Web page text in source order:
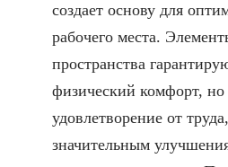
создает основу для
рабочего места.
пространства
физический комфорт,
удовлетворение от
значительным